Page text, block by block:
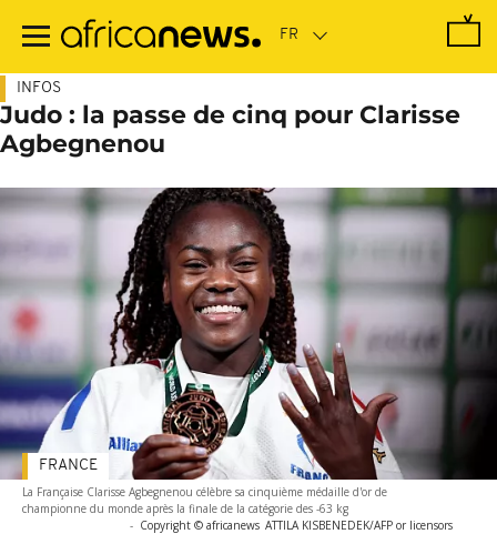
contenu
INFOS
Judo : la passe de cinq pour Clarisse
Agbegnenou
La Française Clarisse Agbegnenou célèbre sa cinquième médaille d'or de
championne du monde après la finale de la catégorie des -63 kg
- Copyright © africanews ATTILA KISBENEDEK/AFP or licensors
FRANCE